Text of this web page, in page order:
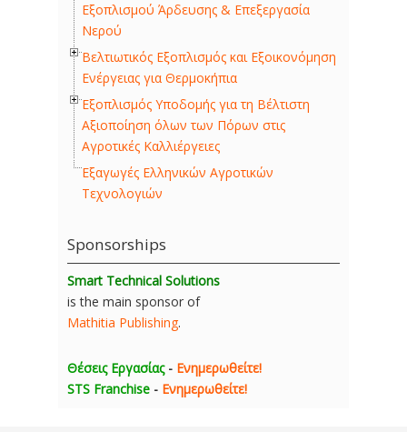
Εξοπλισμού Άρδευσης & Επεξεργασία
Νερού
Βελτιωτικός Εξοπλισμός και Εξοικονόμηση
Ενέργειας για Θερμοκήπια
Εξοπλισμός Υποδομής για τη Βέλτιστη
Αξιοποίηση όλων των Πόρων στις
Αγροτικές Καλλιέργειες
Εξαγωγές Ελληνικών Αγροτικών
Τεχνολογιών
Sponsorships
Smart Technical Solutions
is the main sponsor of
Mathitia Publishing.
Θέσεις Εργασίας - Ενημερωθείτε!
STS Franchise - Ενημερωθείτε!